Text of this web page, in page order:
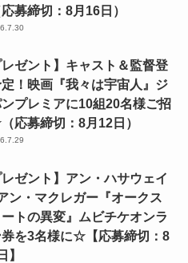
募締切：8月16日）
レゼント】キャスト＆監督登
！映画『我々は宇宙人』ジ
ンプレミアに10組20名様ご招
応募締切：8月12日）
レゼント】アン・ハサウェイ
ン・マクレガー『オークス
ートの異変』ムビチケオンラ
券を3名様に☆【応募締切：8
】